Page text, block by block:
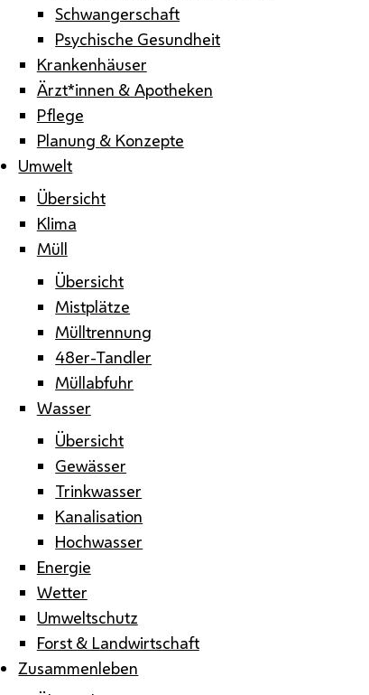
Schwangerschaft
Psychische Gesundheit
Krankenhäuser
Ärzt*innen & Apotheken
Pflege
Planung & Konzepte
Umwelt
Übersicht
Klima
Müll
Übersicht
Mistplätze
Mülltrennung
48er-Tandler
Müllabfuhr
Wasser
Übersicht
Gewässer
Trinkwasser
Kanalisation
Hochwasser
Energie
Wetter
Umweltschutz
Forst & Landwirtschaft
Zusammenleben